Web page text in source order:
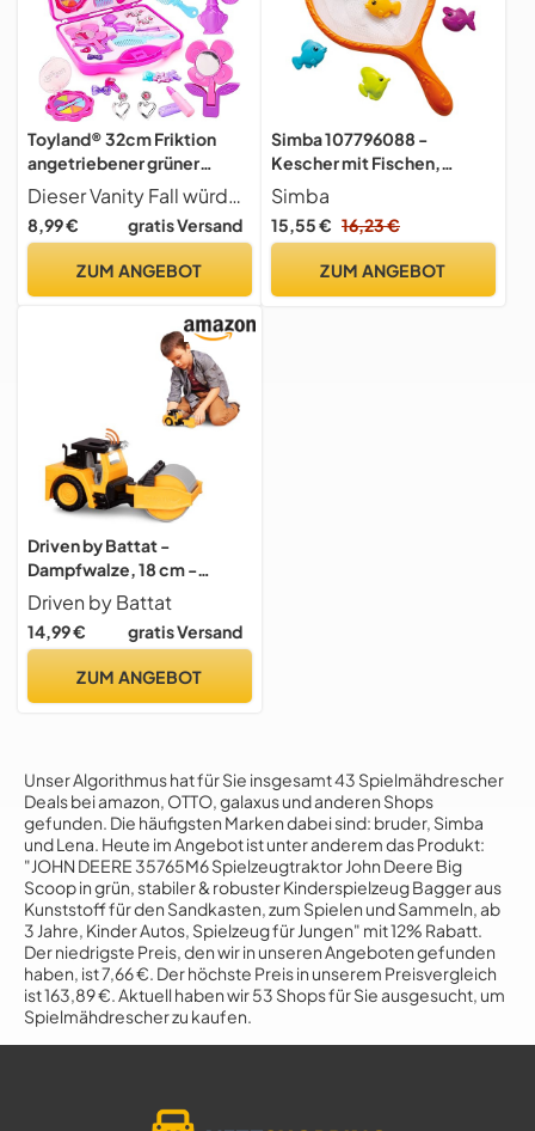
Toyland® 32cm Friktion
angetriebener grüner
Mähdrescher -
Bauernhofspielwaren
Dieser Vanity Fall würde für jedes kleine Mädchen groß sein.
8,99 € gratis Versand
ZUM ANGEBOT
Simba 107796088 -
Kescher mit Fischen,
Fische sinken langsam im
Wasser, Fischernetz,
Babyspielzeug, Angeln,
Unterwassertiere je 5,5cm,
Simba
15,55 € 16,23 €
ZUM ANGEBOT
Driven by Battat -
Dampfwalze, 18 cm -
Spielzeug-Dampfwalze für
Kinder - Baufahrzeug
Spielzeug - Lichter und
Teile - 3 Jahre +
Driven by Battat
14,99 € gratis Versand
ZUM ANGEBOT
Unser Algorithmus hat für Sie insgesamt 43 Spielmähdrescher
Deals bei amazon, OTTO, galaxus und anderen Shops
gefunden. Die häufigsten Marken dabei sind: bruder, Simba
und Lena. Heute im Angebot ist unter anderem das Produkt:
"JOHN DEERE 35765M6 Spielzeugtraktor John Deere Big
Scoop in grün, stabiler & robuster Kinderspielzeug Bagger aus
Kunststoff für den Sandkasten, zum Spielen und Sammeln, ab
3 Jahre, Kinder Autos, Spielzeug für Jungen" mit 12% Rabatt.
Der niedrigste Preis, den wir in unseren Angeboten gefunden
haben, ist 7,66 €. Der höchste Preis in unserem Preisvergleich
ist 163,89 €. Aktuell haben wir 53 Shops für Sie ausgesucht, um
Spielmähdrescher zu kaufen.